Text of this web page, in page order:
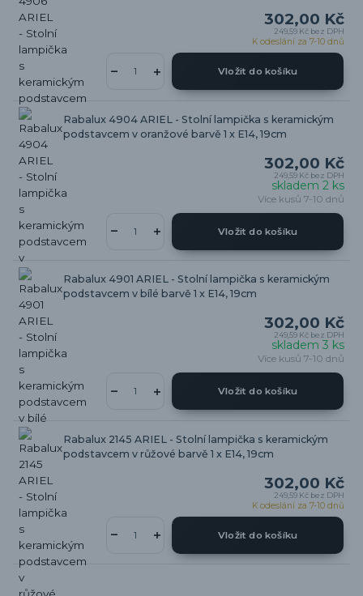
302,00 Kč
249,59 Kč bez DPH
K odeslání za 7-10 dnů
Vložit do košíku
Rabalux 4904 ARIEL - Stolní lampička s keramickým
podstavcem v oranžové barvě 1 x E14, 19cm
302,00 Kč
249,59 Kč bez DPH
skladem 2 ks
Více kusů 7-10 dnů
Vložit do košíku
Rabalux 4901 ARIEL - Stolní lampička s keramickým
podstavcem v bílé barvě 1 x E14, 19cm
302,00 Kč
249,59 Kč bez DPH
skladem 3 ks
Více kusů 7-10 dnů
Vložit do košíku
Rabalux 2145 ARIEL - Stolní lampička s keramickým
podstavcem v růžové barvě 1 x E14, 19cm
302,00 Kč
249,59 Kč bez DPH
K odeslání za 7-10 dnů
Vložit do košíku